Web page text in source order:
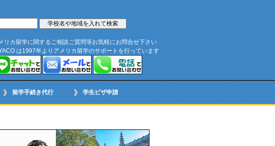
リカ留学に関するご相談ご質問等お気軽にお問合せ下さい
は1997年よりアメリカ留学のサポートを行っています
留学手続き代行 学生ビザ申請